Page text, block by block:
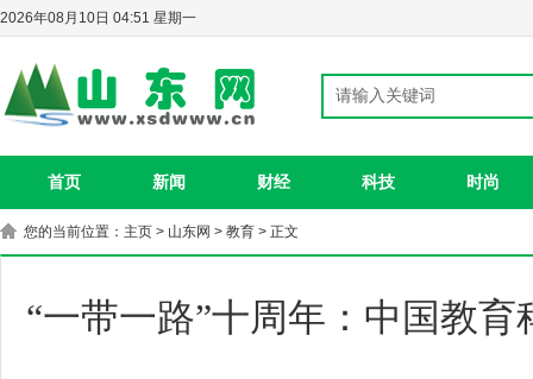
2026年08月10日 04:51 星期一
首页 新闻 财经 科技 时尚
您的当前位置： 主页 > 山东网 > 教育 > 正文
“一带一路”十周年：中国教育